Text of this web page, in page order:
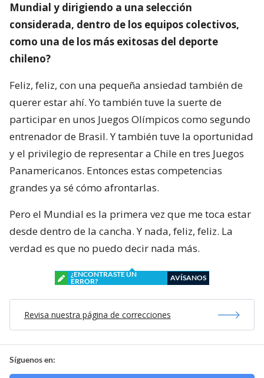
Mundial y dirigiendo a una selección
considerada, dentro de los equipos colectivos,
como una de los más exitosas del deporte
chileno?
Feliz, feliz, con una pequeña ansiedad también de
querer estar ahí. Yo también tuve la suerte de
participar en unos Juegos Olímpicos como segundo
entrenador de Brasil. Y también tuve la oportunidad
y el privilegio de representar a Chile en tres Juegos
Panamericanos. Entonces estas competencias
grandes ya sé cómo afrontarlas.
Pero el Mundial es la primera vez que me toca estar
desde dentro de la cancha. Y nada, feliz, feliz. La
verdad es que no puedo decir nada más.
¿ENCONTRASTE UN
ERROR?
AVÍSANOS
Revisa nuestra página de correcciones
Síguenos en: